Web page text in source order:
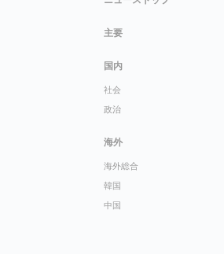
主要
国内
社会
政治
海外
海外総合
韓国
中国